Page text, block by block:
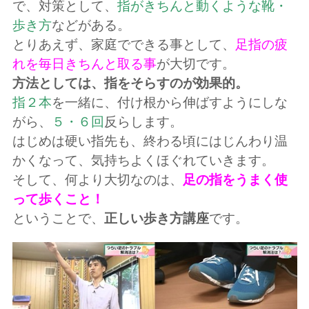
で、対策として、 指がきちんと動くような靴・
歩き方などがある。
とりあえず、家庭でできる事として、
足指の疲
れを毎日きちんと取る事が大切です。
方法としては、指をそらすのが効果的。
指２本を一緒に、付け根から伸ばすようにしな
がら、
５・６回反らします。
はじめは硬い指先も、終わる頃にはじんわり温
かくなって、気持ちよくほぐれていきます。
そして、何より大切なのは、 足の指をうまく使
って歩くこと！
ということで、 正しい歩き方講座です。